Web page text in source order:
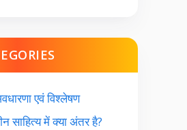
एवं विश्लेषण
में क्या अंतर है?